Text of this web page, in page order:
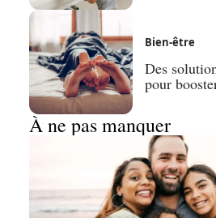
Bien-être
Des
pour
À ne pas manquer